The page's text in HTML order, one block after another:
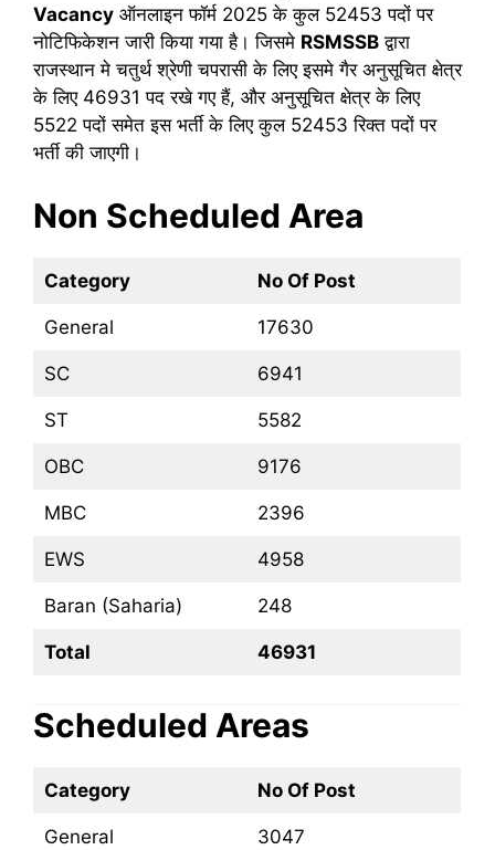
Vacancy ऑनलाइन फॉर्म 2025 के कुल 52453 पदों पर
नोटिफिकेशन जारी किया गया है। जिसमे RSMSSB द्वारा
राजस्थान मे चतुर्थ श्रेणी चपरासी के लिए इसमे गैर अनुसूचित क्षेत्र
के लिए 46931 पद रखे गए हैं, और अनुसूचित क्षेत्र के लिए
5522 पदों समेत इस भर्ती के लिए कुल 52453 रिक्त पदों पर
भर्ती की जाएगी।
Non Scheduled Area
Category No Of Post
General 17630
SC 6941
ST 5582
OBC 9176
MBC 2396
EWS 4958
Baran (Saharia) 248
Total 46931
Scheduled Areas
Category No Of Post
General 3047